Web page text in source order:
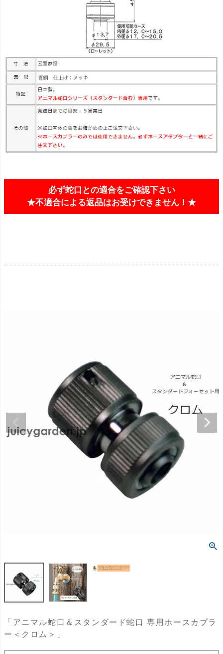
必ず蛇口との適合をご確認下さい
★不適合による返品はお受けできません！★
「アニマル蛇口＆スタンダード蛇口 専用ホースカプラ
ー＜クロム＞」